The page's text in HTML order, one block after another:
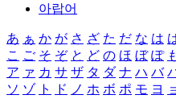
아랍어
あ ぁ か が さ ざ た だ な は
こ ご そ ぞ と ど の ほ ぼ ぽ
ア ァ カ サ ザ タ ダ ナ ハ バ
ソ ゾ ト ド ノ ホ ボ ポ モ ヨ